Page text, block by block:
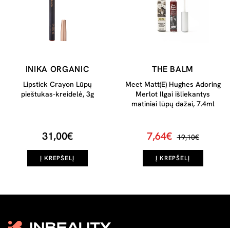
INIKA ORGANIC
Lipstick Crayon Lūpų
pieštukas-kreidelė, 3g
31,00€
Į KREPŠELĮ
THE BALM
Meet Matt(E) Hughes Adoring
Merlot Ilgai išliekantys
matiniai lūpų dažai, 7.4ml
7,64€ 19,10€
Į KREPŠELĮ